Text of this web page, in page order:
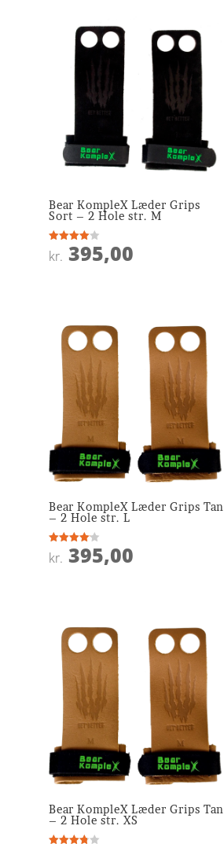
Bear KompleX Læder Grips
Sort – 2 Hole str. M
Vurderet
4
kr. 395,00
Bear KompleX Læder Grips Tan
– 2 Hole str. L
Vurderet
4.1
kr. 395,00
Bear KompleX Læder Grips Tan
– 2 Hole str. XS